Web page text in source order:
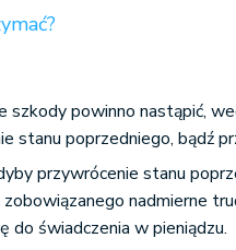
szkody powinno nastąpić,
stanu poprzedniego, bądź
przywrócenie stanu
nadmierne
do świadczenia w pieniądzu.